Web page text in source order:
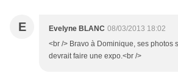
E Evelyne BLANC 08/03/2013 18:02
<br /> Bravo à Dominique, ses photos
devrait faire une expo.<br />